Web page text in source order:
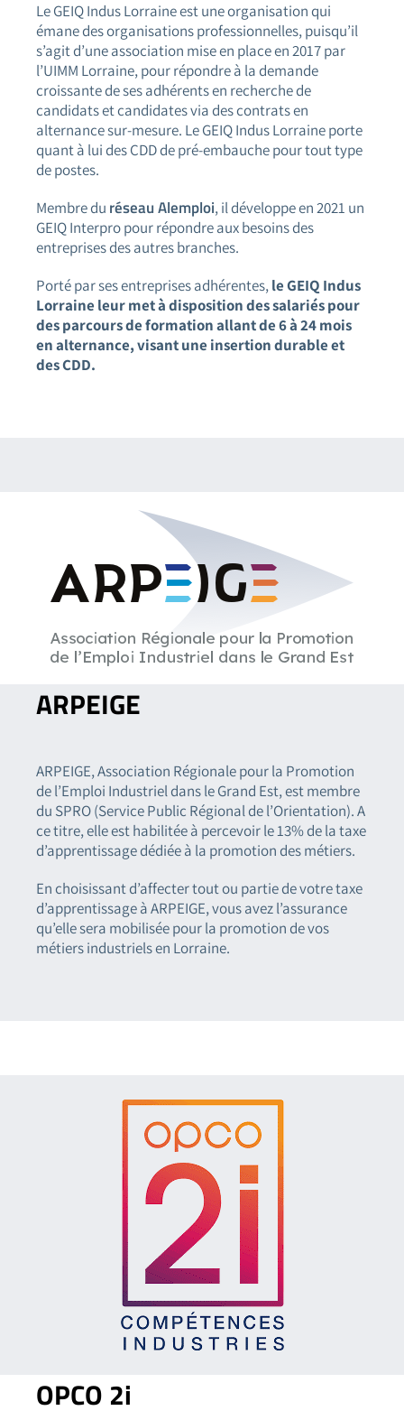
Le GEIQ Indus Lorraine est une organisation qui
émane des organisations professionnelles, puisqu’il
s’agit d’une association mise en place en 2017 par
l’UIMM Lorraine, pour répondre à la demande
croissante de ses adhérents en recherche de
candidats et candidates via des contrats en
alternance sur-mesure. Le GEIQ Indus Lorraine porte
quant à lui des CDD de pré-embauche pour tout type
de postes.
Membre du réseau Alemploi, il développe en 2021 un
GEIQ Interpro pour répondre aux besoins des
entreprises des autres branches.
Porté par ses entreprises adhérentes,le GEIQ Indus
Lorraine leur met à disposition des salariés pour
des parcours de formation allant de 6 à 24 mois
en alternance, visant une insertion durable et
des CDD.
ARPEIGE
ARPEIGE, Association Régionale pour la Promotion
de l’Emploi Industriel dans le Grand Est, est membre
du SPRO (Service Public Régional de l’Orientation). A
ce titre, elle est habilitée à percevoir le 13% de la taxe
d’apprentissage dédiée à la promotion des métiers.
En choisissant d’affecter tout ou partie de votre taxe
d’apprentissage à ARPEIGE, vous avez l’assurance
qu’elle sera mobilisée pour la promotion de vos
métiers industriels en Lorraine.
OPCO 2i